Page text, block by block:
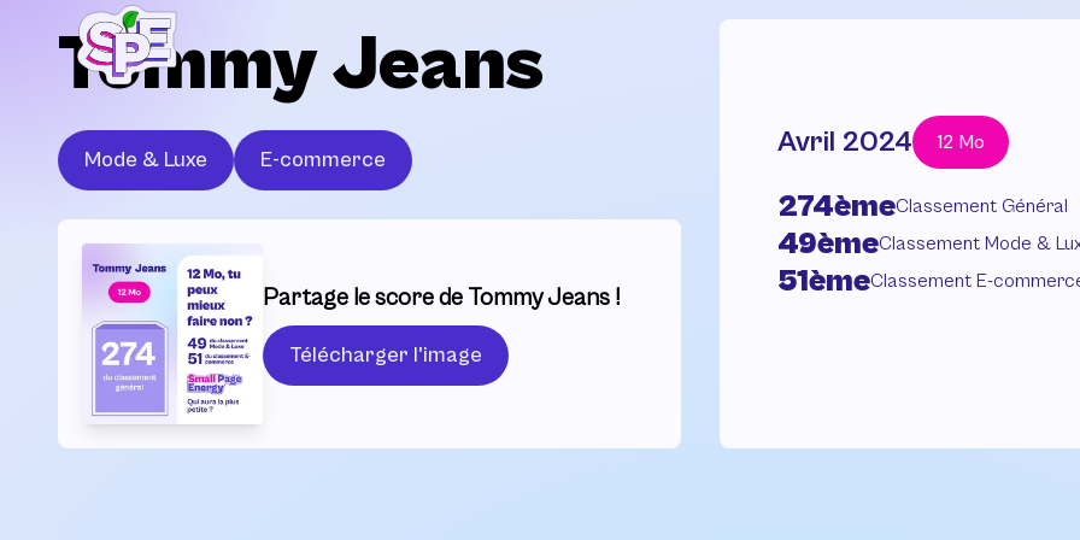
Tommy Jeans
Mode & Luxe E-commerce
Partage le score de Tommy Jeans !
Télécharger l'image
Avril 2024 12 Mo
274èmeClassement Général
49èmeClassement Mode &
51èmeClassement E-